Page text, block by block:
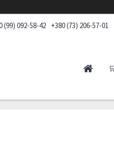
(99) 092-58-42 +380 (73) 206-57-01